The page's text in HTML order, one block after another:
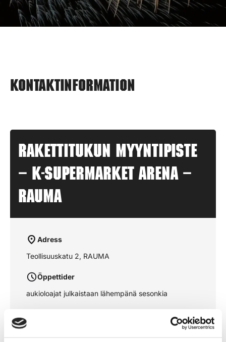
Kontaktinformation
Rakettitukun myyntipiste
– K-SUPERMARKET ARENA –
RAUMA
Adress
Teollisuuskatu 2, RAUMA
Öppettider
aukioloajat julkaistaan lähempänä sesonkia
Se rutten på kartan